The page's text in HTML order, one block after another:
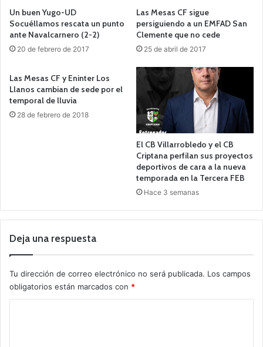
Un buen Yugo-UD
Socuéllamos rescata un punto
ante Navalcarnero (2-2)
20 de febrero de 2017
Las Mesas CF sigue
persiguiendo a un EMFAD San
Clemente que no cede
25 de abril de 2017
Las Mesas CF y Eninter Los
Llanos cambian de sede por el
temporal de lluvia
28 de febrero de 2018
El CB Villarrobledo y el CB
Criptana perfilan sus proyectos
deportivos de cara a la nueva
temporada en la Tercera FEB
Hace 3 semanas
Deja una respuesta
Tu dirección de correo electrónico no será publicada. Los campos
obligatorios están marcados con *